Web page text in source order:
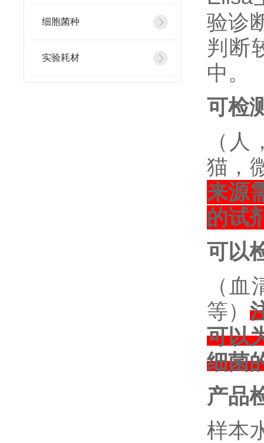
细胞菌种
实验耗材
验诊
判断
中。
可检
（
猫，
来源
的试
可以
（
等）
可以
细菌
产品
样本